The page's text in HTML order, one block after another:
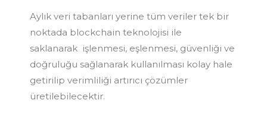
Aylık veri tabanları yerine tüm veriler tek bir
noktada blockchain teknolojisi ile
saklanarak işlenmesi, eşlenmesi, güvenliği ve
doğruluğu sağlanarak kullanılması kolay hale
getirilip verimliliği artırıcı çözümler
üretilebilecektir.